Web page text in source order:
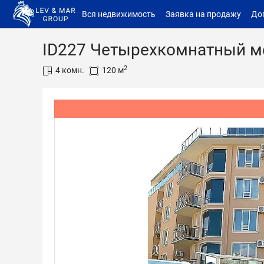
Вся недвижимость Заявка на продажу
ID227 Четырехкомнатный
4 комн. 120 м2